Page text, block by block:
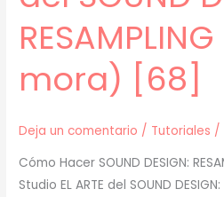
mora) [68]
Deja un comentario / Tutoriales /
Cómo Hacer SOUND DESIGN:
Studio EL ARTE del SOUND